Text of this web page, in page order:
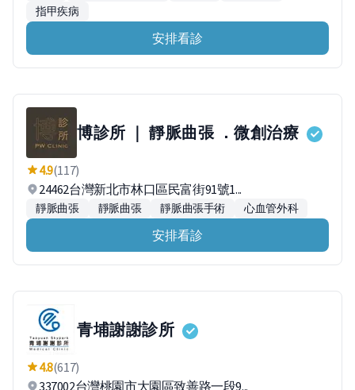
指甲疾病
安排看診
博診所 ｜ 靜脈曲張 ．微創治療
4.9(117)
24462台灣新北市林口區民富街91號1...
靜脈曲張 靜脈曲張 靜脈曲張手術 心血管外科
安排看診
青埔謝謝診所
4.8(617)
337002台灣桃園市大園區致善路一段9...